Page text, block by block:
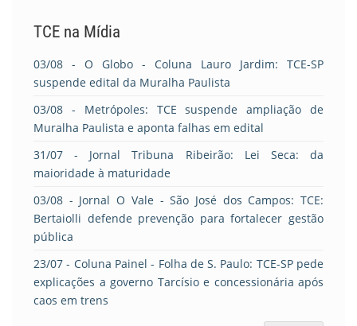
TCE na Mídia
03/08 - O Globo - Coluna Lauro Jardim: TCE-SP
suspende edital da Muralha Paulista
03/08 - Metrópoles: TCE suspende ampliação de
Muralha Paulista e aponta falhas em edital
31/07 - Jornal Tribuna Ribeirão: Lei Seca: da
maioridade à maturidade
03/08 - Jornal O Vale - São José dos Campos: TCE:
Bertaiolli defende prevenção para fortalecer gestão
pública
23/07 - Coluna Painel - Folha de S. Paulo: TCE-SP pede
explicações a governo Tarcísio e concessionária após
caos em trens